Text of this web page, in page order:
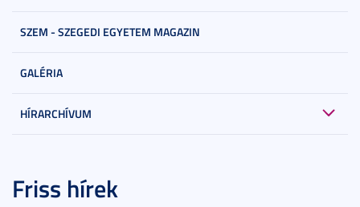
SZEM - SZEGEDI EGYETEM MAGAZIN
GALÉRIA
HÍRARCHÍVUM
Friss hírek